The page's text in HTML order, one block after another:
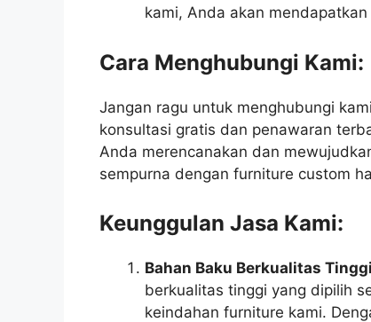
kami, Anda akan
Cara Menghubungi Kami:
Jangan ragu untuk menghubungi
konsultasi gratis dan penawaran
Anda merencanakan dan
sempurna dengan furniture custom
Keunggulan Jasa Kami:
Bahan Baku Berkualitas Tinggi
berkualitas tinggi yang dipilih
keindahan furniture kami.